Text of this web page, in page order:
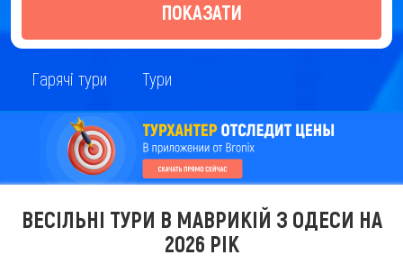
ПОКАЗАТИ
Гарячі тури Тури
ВЕСІЛЬНІ ТУРИ В МАВРИКІЙ З ОДЕСИ НА
2026 РІК